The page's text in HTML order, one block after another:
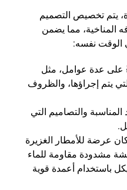
يتم تخصيص التصميم
المناخية، مما يضمن
الوقت نفسه:
على عدة عوامل، مثل
يتم إجراؤها، والظروف
المناسبة والتصاميم التي
عرضة للأمطار الغزيرة
مشدودة مقاومة للماء
باستخدام أعمدة قوية